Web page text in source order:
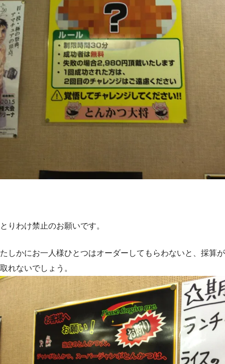
とりわけ禁止のお願いです。
たしかにお一人様ひとつはオーダーしてもらわないと、採算が
取れないでしょう。